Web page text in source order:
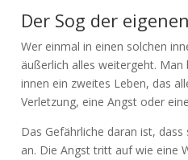
Der Sog der
Wer einmal in einen solchen
äußerlich alles weitergeht.
innen ein zweites Leben, das
Verletzung, eine Angst oder
Das Gefährliche daran ist,
an. Die Angst tritt auf wie eine